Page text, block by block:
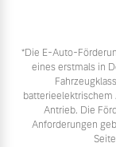
*Die E‑Auto-
eines erstmals in
Antrieb. Die
Anforderungen